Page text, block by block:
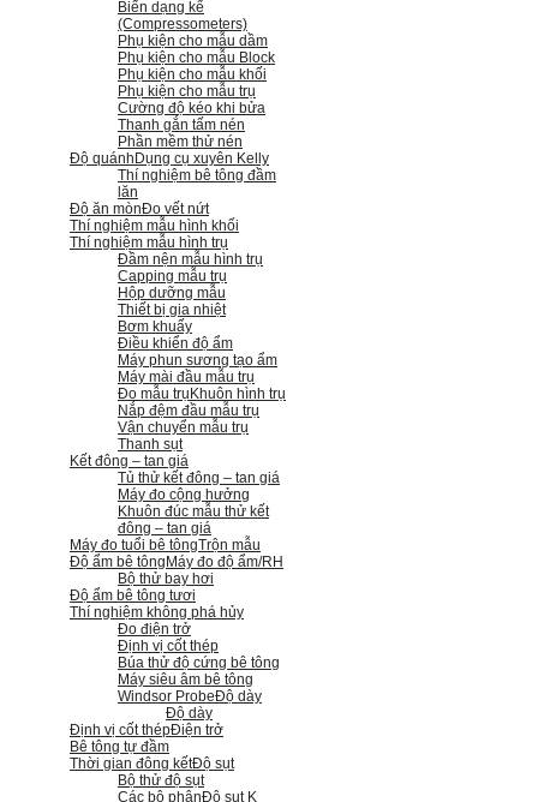
Biến dạng kế
(Compressometers)
Phụ kiện cho mẫu dầm
Phụ kiện cho mẫu Block
Phụ kiện cho mẫu khối
Phụ kiện cho mẫu trụ
Cường độ kéo khi bửa
Thanh gắn tấm nén
Phần mềm thử nén
Độ quánh Dụng cụ xuyên Kelly
Thí nghiệm bê tông đầm
lăn
Độ ăn mònĐo vết nứt
Thí nghiệm mẫu hình khối
Thí nghiệm mẫu hình trụ
Đầm nện mẫu hình trụ
Capping mẫu trụ
Hộp dưỡng mẫu
Thiết bị gia nhiệt
Bơm khuấy
Điều khiển độ ẩm
Máy phun sương tạo ẩm
Máy mài đầu mẫu trụ
Đo mẫu trụ Khuôn hình trụ
Nắp đệm đầu mẫu trụ
Vận chuyển mẫu trụ
Thanh sụt
Kết đông – tan giá
Tủ thử kết đông – tan giá
Máy đo cộng hưởng
Khuôn đúc mẫu thử kết
đông – tan giá
Máy đo tuổi bê tôngTrộn mẫu
Độ ẩm bê tông Máy đo độ ẩm/RH
Bộ thử bay hơi
Độ ẩm bê tông tươi
Thí nghiệm không phá hủy
Đo điện trở
Định vị cốt thép
Búa thử độ cứng bê tông
Máy siêu âm bê tông
Windsor ProbeĐộ dày
Độ dày
Định vị cốt thépĐiện trở
Bê tông tự đầm
Thời gian đông kếtĐộ sụt
Bộ thử độ sụt
Các bộ phậnĐộ sụt K